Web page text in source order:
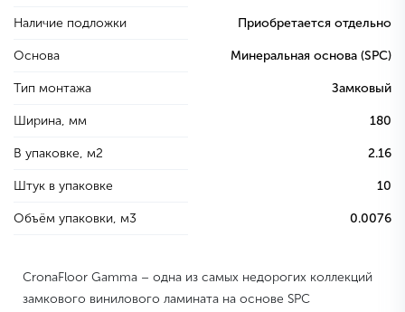
Наличие подложки Приобретается отдельно
Основа Минеральная основа (SPC)
Тип монтажа Замковый
Ширина, мм 180
В упаковке, м2 2.16
Штук в упаковке 10
Объём упаковки, м3 0.0076
CronaFloor Gamma – одна из самых недорогих коллекций
замкового винилового ламината на основе SPC